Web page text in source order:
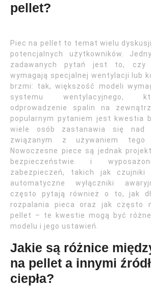
pellet?
Piec na pellet to temat wielu
potencjalnych użytkowników.
zadawanych pytań jest to, czy
wymagają specjalnej wentylacji lub
brzmi: tak, większość modeli
systemu wentylacyjnego,
odprowadzenie spalin na
popularnym pytaniem jest kwestia
wiele osób zastanawia się nad
związanym z używaniem tego
Nowoczesne piece są jednak
bezpieczeństwie i
zabezpieczeń, takich jak czujniki
automatyczne wyłączniki
często pytają również o to, jak
rozpalania pieca oraz jak często
pellet – te kwestie mogą być
modelu i jego ustawień.
Jakie są różnice
na pellet a innymi
ciepła?